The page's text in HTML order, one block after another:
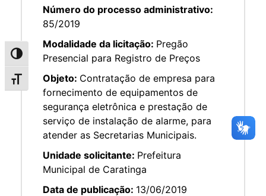
Alternar alto contraste
Alternar tamanho da fonte
Número do processo administrativo:
85/2019
Modalidade da licitação: Pregão
Presencial para Registro de Preços
Objeto: Contratação de empresa para
fornecimento de equipamentos de
segurança eletrônica e prestação de
serviço de instalação de alarme, para
atender as Secretarias Municipais.
Unidade solicitante: Prefeitura
Municipal de Caratinga
Data de publicação: 13/06/2019